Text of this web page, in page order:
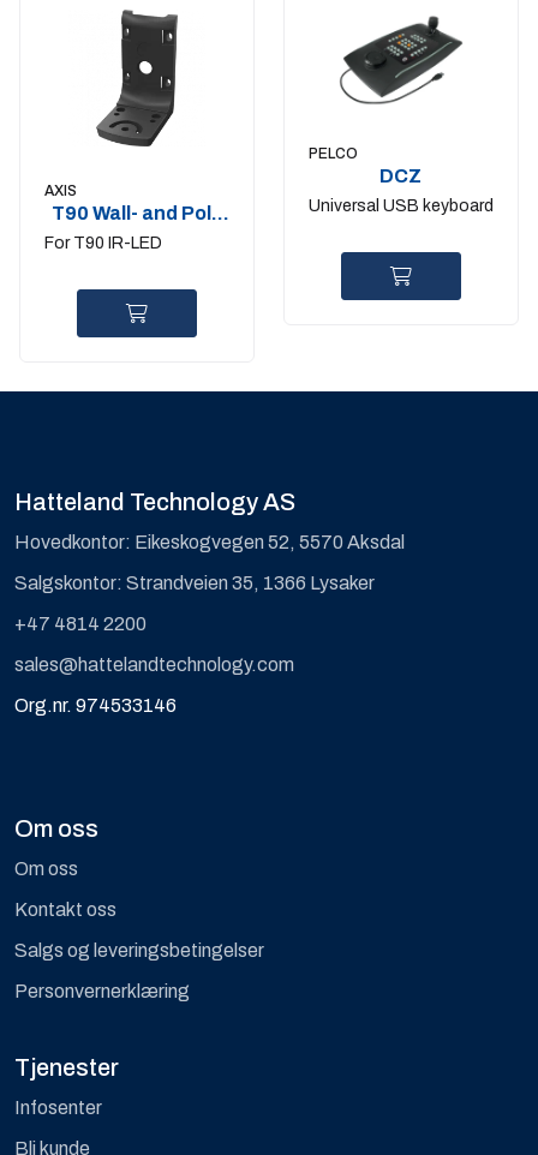
AXIS
T90 Wall- and Pole
mount
For T90 IR-LED
PELCO
DCZ
Universal USB keyboard
Hatteland Technology AS
Hovedkontor: Eikeskogvegen 52, 5570 Aksdal
Salgskontor: Strandveien 35, 1366 Lysaker
+47 4814 2200
sales@hattelandtechnology.com
Org.nr. 974533146
Om oss
Om oss
Kontakt oss
Salgs og leveringsbetingelser
Personvernerklæring
Tjenester
Infosenter
Bli kunde